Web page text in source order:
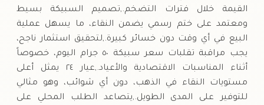
القيمة خلال فترات التضخم.,تصميم السبيكة بسيط
ومعتمد على ختم رسمي يضمن النقاء، ما يسهل عملية
البيع في أي وقت دون خسائر كبيرة.,لتحقيق استثمار ناجح،
يجب مراقبة تقلبات سعر سبيكة ٥٠ جرام اليوم، خصوصاً
أثناء المناسبات الاقتصادية والأعياد.,عيار ٢٤ يمثل أعلى
مستويات النقاء في الذهب، دون أي شوائب، وهو مثالي
للتوفير على المدى الطويل.,يتصاعد الطلب المحلي على